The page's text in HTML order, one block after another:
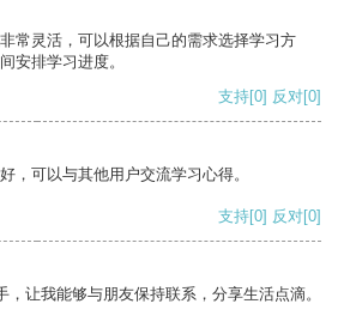
常灵活，可以根据自己的需求选择学习方
安排学习进度。
支持[0] 反对[0]
，可以与其他用户交流学习心得。
支持[0] 反对[0]
让我能够与朋友保持联系，分享生活点滴。